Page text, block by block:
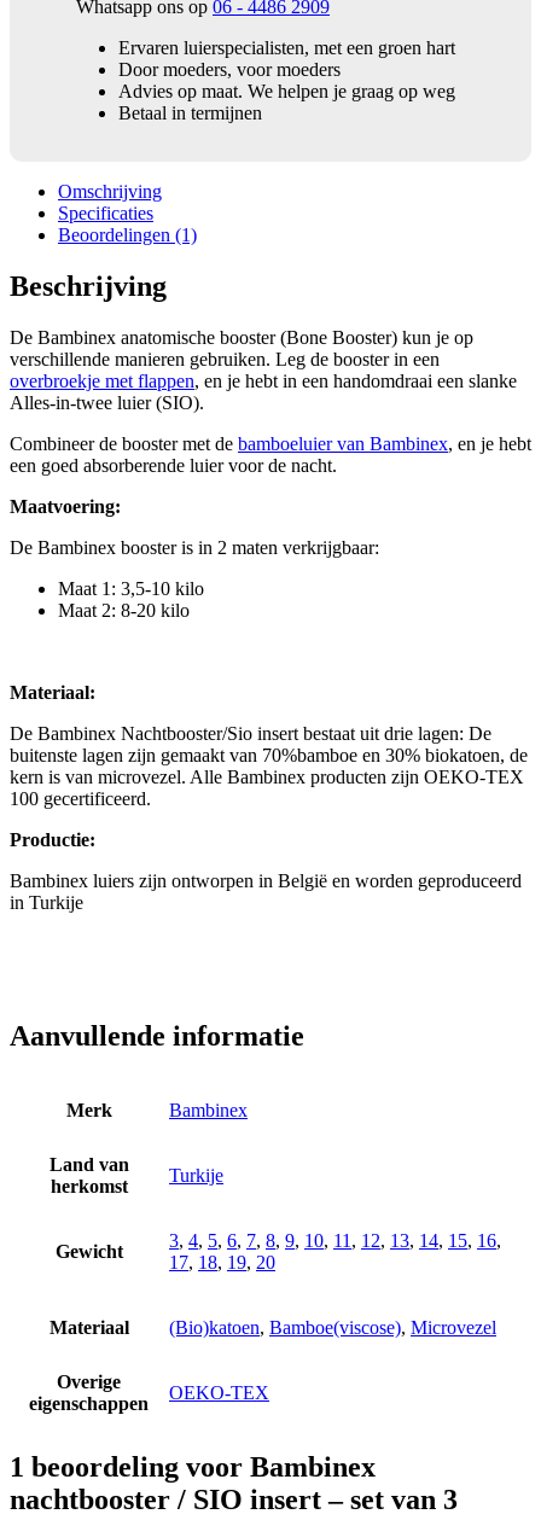
Whatsapp ons op 06 - 4486 2909
Ervaren luierspecialisten, met een groen hart
Door moeders, voor moeders
Advies op maat. We helpen je graag op weg
Betaal in termijnen
Omschrijving
Specificaties
Beoordelingen (1)
Beschrijving
De Bambinex anatomische booster (Bone Booster) kun je op
verschillende manieren gebruiken. Leg de booster in een
overbroekje met flappen, en je hebt in een handomdraai een slanke
Alles-in-twee luier (SIO).
Combineer de booster met de bamboeluier van Bambinex, en je hebt
een goed absorberende luier voor de nacht.
Maatvoering:
De Bambinex booster is in 2 maten verkrijgbaar:
Maat 1: 3,5-10 kilo
Maat 2: 8-20 kilo
Materiaal:
De Bambinex Nachtbooster/Sio insert bestaat uit drie lagen: De
buitenste lagen zijn gemaakt van 70%bamboe en 30% biokatoen, de
kern is van microvezel. Alle Bambinex producten zijn OEKO-TEX
100 gecertificeerd.
Productie:
Bambinex luiers zijn ontworpen in België en worden geproduceerd
in Turkije
Aanvullende informatie
Merk Bambinex
Land van
herkomst
Turkije
Gewicht
3, 4, 5, 6, 7, 8, 9, 10, 11 , 12, 13, 14, 15, 16,
17, 18, 19, 20
Materiaal (Bio)katoen, Bamboe(viscose), Microvezel
Overige
eigenschappen
OEKO-TEX
1 beoordeling voor Bambinex
nachtbooster / SIO insert – set van 3